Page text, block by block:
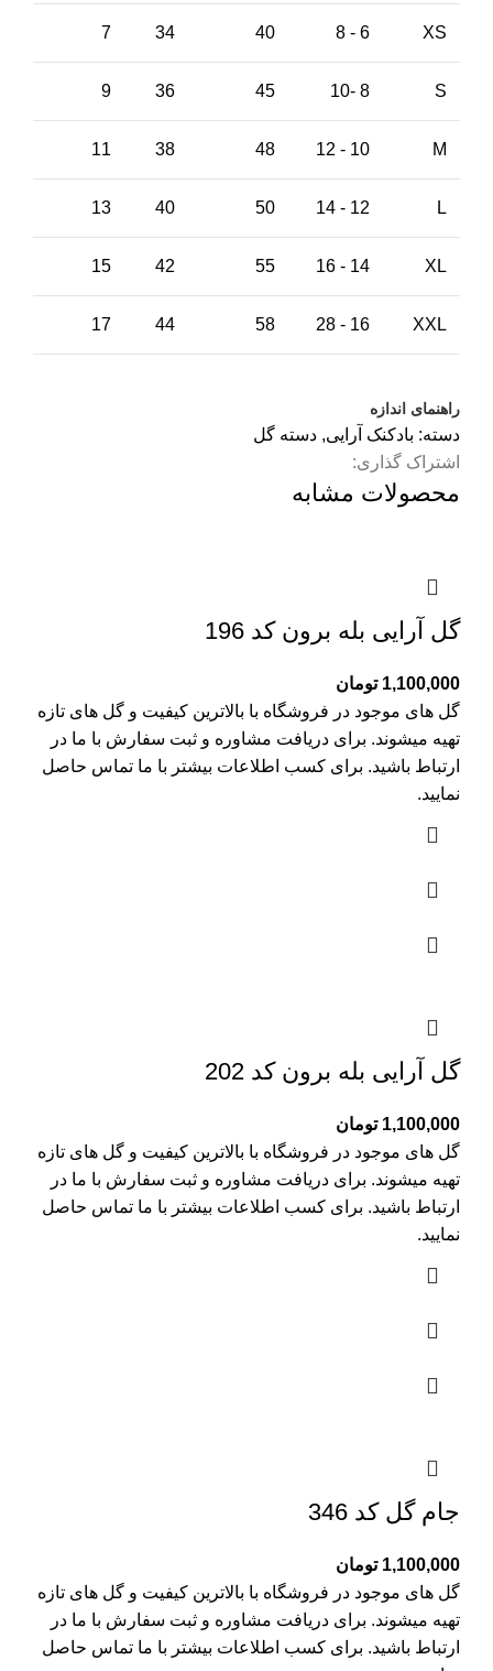
XS
6 - 8
40
34
7
S
8 -10
45
36
9
M
10 - 12
48
38
11
L
12 - 14
50
40
13
XL
14 - 16
55
42
15
XXL
16 - 28
58
44
17
راهنمای اندازه
دسته: بادکنک آرایی, دسته گل
اشتراک گذاری:
محصولات مشابه
گل آرایی بله برون کد 196
1,100,000 تومان
گل های موجود در فروشگاه با بالاترین کیفیت و گل های تازه
تهیه میشوند. برای دریافت مشاوره و ثبت سفارش با ما در
ارتباط باشید. برای کسب اطلاعات بیشتر با ما تماس حاصل
نمایید.
گل آرایی بله برون کد 202
1,100,000 تومان
گل های موجود در فروشگاه با بالاترین کیفیت و گل های تازه
تهیه میشوند. برای دریافت مشاوره و ثبت سفارش با ما در
ارتباط باشید. برای کسب اطلاعات بیشتر با ما تماس حاصل
نمایید.
جام گل کد 346
1,100,000 تومان
گل های موجود در فروشگاه با بالاترین کیفیت و گل های تازه
تهیه میشوند. برای دریافت مشاوره و ثبت سفارش با ما در
ارتباط باشید. برای کسب اطلاعات بیشتر با ما تماس حاصل